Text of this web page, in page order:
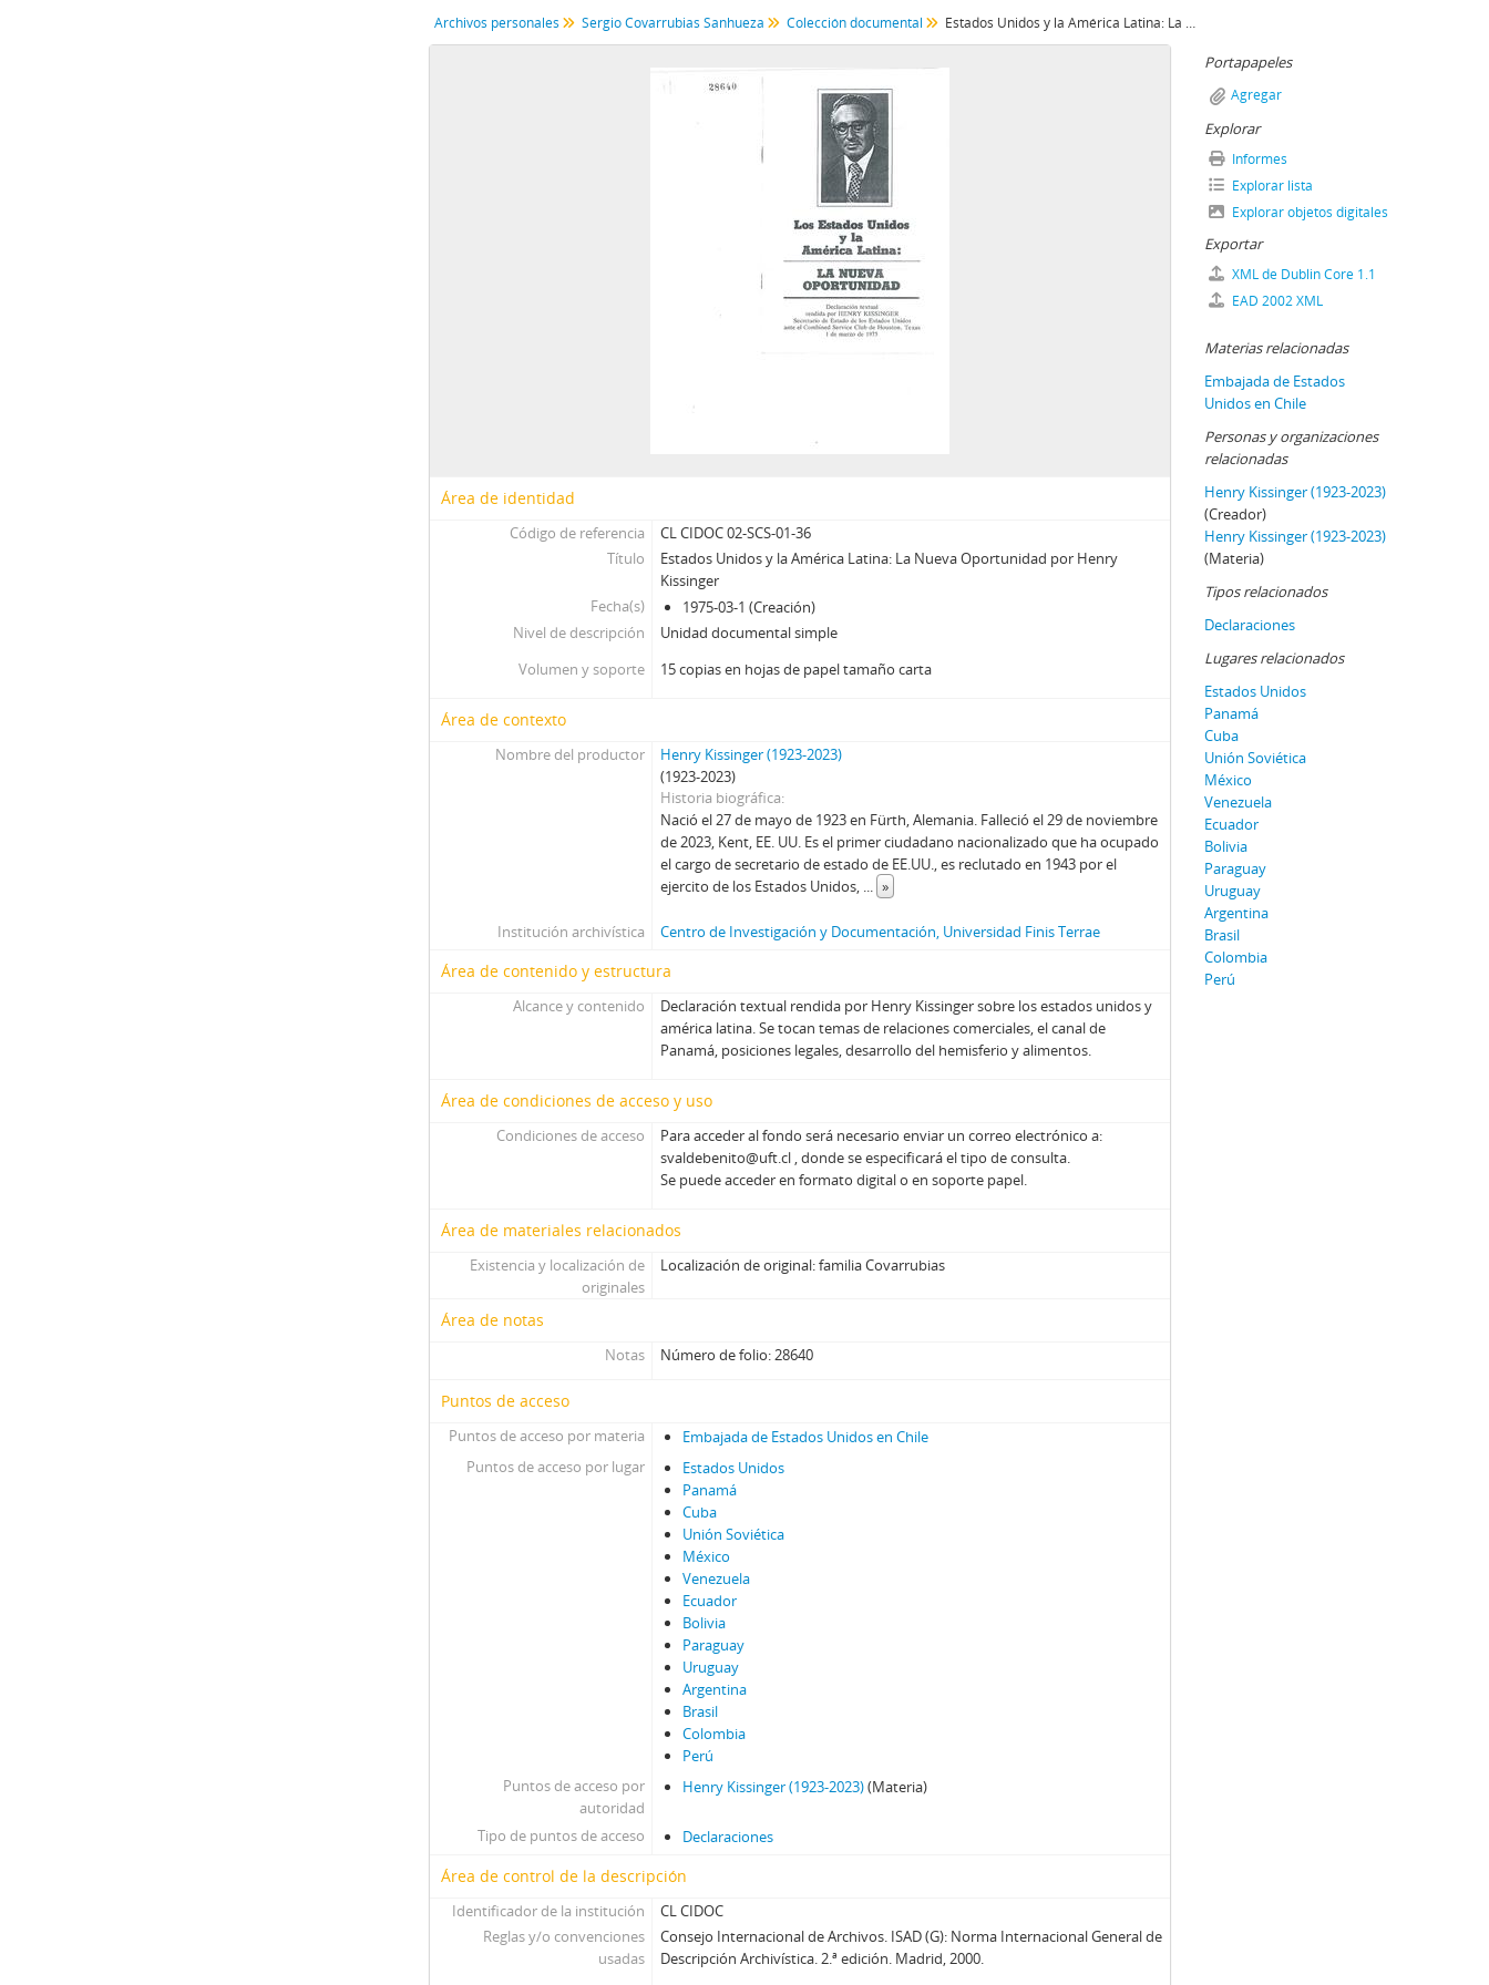
SOJR - Sergio Onofre Jarpa Reyes
Archivos personales Sergio Covarrubias Sanhueza Colección documental Estados Unidos y la América Latina: La Nueva Oportunidad por Henry Kissinger
Área de identidad
Código de referencia
CL CIDOC 02-SCS-01-36
Título
Estados Unidos y la América Latina: La Nueva Oportunidad por Henry
Kissinger
Fecha(s)
1975-03-1 (Creación)
Nivel de descripción
Unidad documental simple
Volumen y soporte
15 copias en hojas de papel tamaño carta
Área de contexto
Nombre del productor
Henry Kissinger (1923-2023)
(1923-2023)
Historia biográfica
Nació el 27 de mayo de 1923 en Fürth, Alemania. Falleció el 29 de noviembre
de 2023, Kent, EE. UU. Es el primer ciudadano nacionalizado que ha ocupado
el cargo de secretario de estado de EE.UU., es reclutado en 1943 por el
ejercito de los Estados Unidos, ... »
Institución archivística Centro de Investigación y Documentación, Universidad Finis Terrae
Área de contenido y estructura
Alcance y contenido
Declaración textual rendida por Henry Kissinger sobre los estados unidos y
américa latina. Se tocan temas de relaciones comerciales, el canal de
Panamá, posiciones legales, desarrollo del hemisferio y alimentos.
Área de condiciones de acceso y uso
Condiciones de acceso
Para acceder al fondo será necesario enviar un correo electrónico a:
svaldebenito@uft.cl , donde se especificará el tipo de consulta.
Se puede acceder en formato digital o en soporte papel.
Área de materiales relacionados
Existencia y localización de
originales
Localización de original: familia Covarrubias
Área de notas
Notas Número de folio: 28640
Puntos de acceso
Puntos de acceso por materia
Embajada de Estados Unidos en Chile
Puntos de acceso por lugar
Estados Unidos
Panamá
Cuba
Unión Soviética
México
Venezuela
Ecuador
Bolivia
Paraguay
Uruguay
Argentina
Brasil
Colombia
Perú
Puntos de acceso por
autoridad
Henry Kissinger (1923-2023)(Materia)
Tipo de puntos de acceso Declaraciones
Área de control de la descripción
Identificador de la institución
CL CIDOC
Reglas y/o convenciones
usadas
Consejo Internacional de Archivos. ISAD (G): Norma Internacional General de
Descripción Archivística. 2.ª edición. Madrid, 2000.
Portapapeles
Agregar
Explorar
Informes
Explorar lista
Explorar objetos digitales
Exportar
XML de Dublin Core 1.1
EAD 2002 XML
Materias relacionadas
Embajada de Estados
Unidos en Chile
Personas y organizaciones
relacionadas
Henry Kissinger (1923-2023)
(Creador)
Henry Kissinger (1923-2023)
(Materia)
Tipos relacionados
Declaraciones
Lugares relacionados
Estados Unidos
Panamá
Cuba
Unión Soviética
México
Venezuela
Ecuador
Bolivia
Paraguay
Uruguay
Argentina
Brasil
Colombia
Perú